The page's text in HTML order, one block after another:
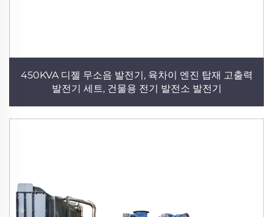
450KVA 디젤 무소음 발전기, 육차이 엔진 탑재 고출력
발전기 세트, 건물용 전기 발전소 발전기